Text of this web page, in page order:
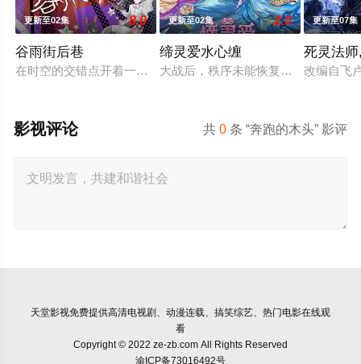
更新至02集 8.0
谷雨街后巷
在时空的交错点开着一间酒馆——谷雨街后巷。 无论城市的角落
更新至02集 2.0
缔灵爱水心缠
大战后，秩序未能恢复，世界陷入
更新至07集
死灵法
改编自飞
共0 条 “奔跑的木头” 影评
影视评论
天堂影视免费提供高清电视剧、动漫连载、搞笑综艺、热门电影在线观
看
Copyright © 2022 ze-zb.com All Rights Reserved
渝ICP备73016492号